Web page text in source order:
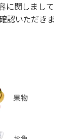
に関しまして
認いただきま